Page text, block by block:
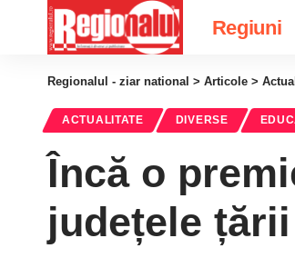
Regiuni
Regionalul - ziar national > Articole >
ACTUALITATE DIVERSE
Încă o
județele țării